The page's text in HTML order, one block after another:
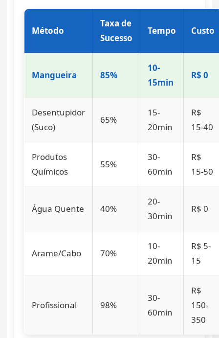
Método
Taxa de
Sucesso
Tempo Custo
Mangueira 85%
10-
15min
R$ 0
Desentupidor
(Suco)
65%
15-
20min
R$
15-40
Produtos
Químicos
55%
30-
60min
R$
15-50
Água Quente 40%
20-
30min
R$ 0
Arame/Cabo 70%
10-
20min
R$ 5-
15
Profissional 98%
30-
60min
R$
150-
350